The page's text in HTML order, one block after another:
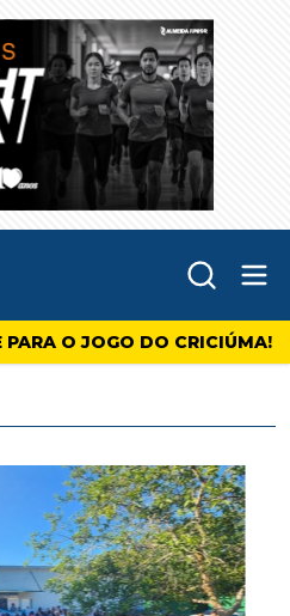
PARA O JOGO DO CRICIÚMA!